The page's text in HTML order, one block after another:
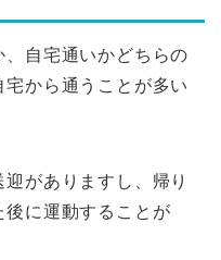
自宅通いかどちらの
から通うことが多い
がありますし、帰り
後に運動することが